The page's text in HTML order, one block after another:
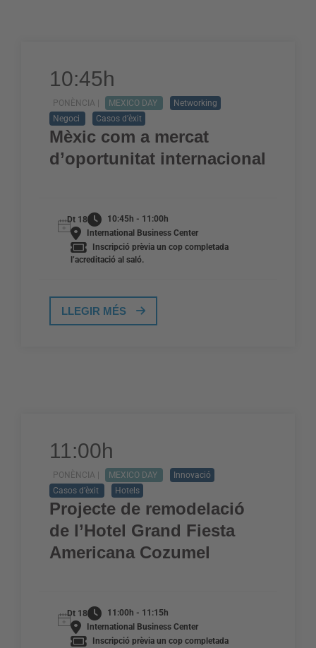
10:45h
PONÈNCIA | MEXICO DAY
Networking
Negoci
Casos d’èxit
Mèxic com a mercat
d’oportunitat internacional
Dt 18
10:45h - 11:00h
International Business Center
Inscripció prèvia un cop completada
l’acreditació al saló.
LLEGIR MÉS
11:00h
PONÈNCIA | MEXICO DAY
Innovació
Casos d’èxit
Hotels
Projecte de remodelació
de l’Hotel Grand Fiesta
Americana Cozumel
Dt 18
11:00h - 11:15h
International Business Center
Inscripció prèvia un cop completada